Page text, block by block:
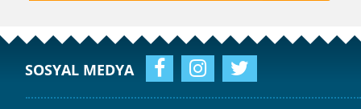
SOSYAL MEDYA